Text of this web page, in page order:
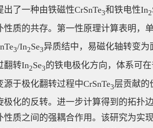
出了一种由铁磁性CrSnTe3和铁电性In2
性质的共存。第一性原理计算表明，
3/In2Se3异质结中，易磁化轴转变为
翻转In2Se3的铁电极化方向，体系可
源于极化翻转过程中CrSnTe3层贡献的
极化的反转。进一步计算得到的拓扑
性质之间的强耦合作用。该研究为实